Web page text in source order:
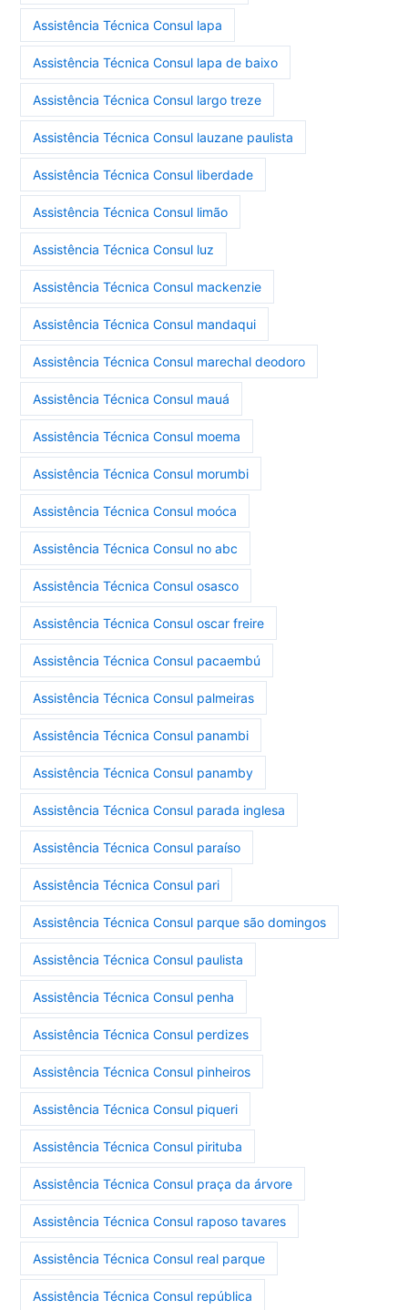
Assistência Técnica Consul lapa
Assistência Técnica Consul lapa de baixo
Assistência Técnica Consul largo treze
Assistência Técnica Consul lauzane paulista
Assistência Técnica Consul liberdade
Assistência Técnica Consul limão
Assistência Técnica Consul luz
Assistência Técnica Consul mackenzie
Assistência Técnica Consul mandaqui
Assistência Técnica Consul marechal deodoro
Assistência Técnica Consul mauá
Assistência Técnica Consul moema
Assistência Técnica Consul morumbi
Assistência Técnica Consul moóca
Assistência Técnica Consul no abc
Assistência Técnica Consul osasco
Assistência Técnica Consul oscar freire
Assistência Técnica Consul pacaembú
Assistência Técnica Consul palmeiras
Assistência Técnica Consul panambi
Assistência Técnica Consul panamby
Assistência Técnica Consul parada inglesa
Assistência Técnica Consul paraíso
Assistência Técnica Consul pari
Assistência Técnica Consul parque são domingos
Assistência Técnica Consul paulista
Assistência Técnica Consul penha
Assistência Técnica Consul perdizes
Assistência Técnica Consul pinheiros
Assistência Técnica Consul piqueri
Assistência Técnica Consul pirituba
Assistência Técnica Consul praça da árvore
Assistência Técnica Consul raposo tavares
Assistência Técnica Consul real parque
Assistência Técnica Consul república